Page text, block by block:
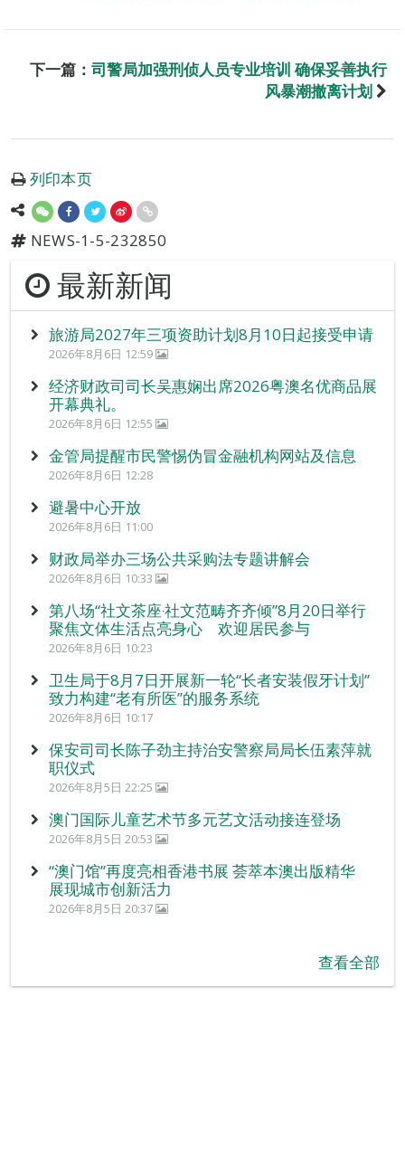
下一篇： 司警局加强刑侦人员专业培训 确保妥善执行
风暴潮撤离计划
列印本页
NEWS-1-5-232850
最新新闻
旅游局2027年三项资助计划8月10日起接受申请
2026年8月6日 12:59
经济财政司司长吴惠娴出席2026粤澳名优商品展
开幕典礼。
2026年8月6日 12:55
金管局提醒市民警惕伪冒金融机构网站及信息
2026年8月6日 12:28
避暑中心开放
2026年8月6日 11:00
财政局举办三场公共采购法专题讲解会
2026年8月6日 10:33
第八场“社文茶座‧社文范畴齐齐倾”8月20日举行
聚焦文体生活点亮身心 欢迎居民参与
2026年8月6日 10:23
卫生局于8月7日开展新一轮“长者安装假牙计划”
致力构建“老有所医”的服务系统
2026年8月6日 10:17
保安司司长陈子劲主持治安警察局局长伍素萍就
职仪式
2026年8月5日 22:25
澳门国际儿童艺术节多元艺文活动接连登场
2026年8月5日 20:53
“澳门馆”再度亮相香港书展 荟萃本澳出版精华
展现城市创新活力
2026年8月5日 20:37
查看全部